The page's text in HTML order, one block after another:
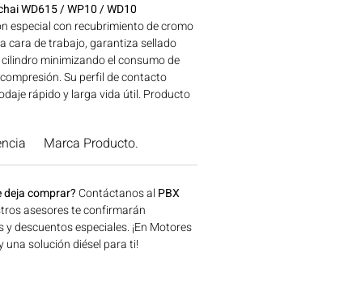
WD615 / WP10 / WD10
especial con recubrimiento de cromo
cara de trabajo, garantiza sellado
minimizando el consumo de
Su perfil de contacto
rápido y larga vida útil. Producto
WEICHAI Ideal para aplicaciones en
minería y generación de
Marca Producto.
deja comprar? Contáctanos al PBX
asesores te confirmarán
descuentos especiales. ¡En Motores
una solución diésel para ti!